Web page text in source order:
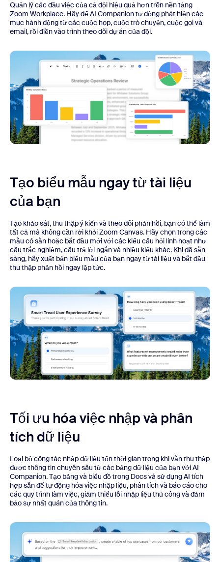
Quản lý các đầu việc của cả đội hiệu quả hơn trên nền tảng
Zoom Workplace. Hãy để AI Companion tự động phát hiện các
mục hành động từ các cuộc họp, cuộc trò chuyện, cuộc gọi và
email, rồi điền vào trình theo dõi dự án của đội.
Tạo biểu mẫu ngay từ tài liệu
của bạn
Tạo khảo sát, thu thập ý kiến và theo dõi phản hồi, bạn có thể làm
tất cả mà không cần rời khỏi Zoom Canvas. Hãy chọn trong các
mẫu có sẵn hoặc bắt đầu mới với các kiểu câu hỏi linh hoạt như
câu trắc nghiệm, câu trả lời ngắn và nhiều kiểu khác. Khi đã sẵn
sàng, hãy xuất bản biểu mẫu của bạn ngay từ tài liệu và bắt đầu
thu thập phản hồi ngay lập tức.
Tối ưu hóa việc nhập và phân
tích dữ liệu
Loại bỏ công tác nhập dữ liệu tốn thời gian trong khi vẫn thu thập
được thông tin chuyên sâu từ các bảng dữ liệu của bạn với AI
Companion. Tạo bảng và biểu đồ trong Docs và sử dụng AI tích
hợp sẵn để tự động hóa việc nhập liệu, phân tích và báo cáo cho
các quy trình làm việc, giảm thiểu lỗi nhập liệu thủ công và đảm
bảo sự nhất quán của thông tin.